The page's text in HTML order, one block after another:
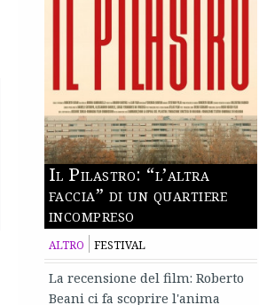
Il Pilastro: “l’altra
faccia” di un quartiere
incompreso
ALTRO FESTIVAL
La recensione del film: Roberto
Beani ci fa scoprire l'anima